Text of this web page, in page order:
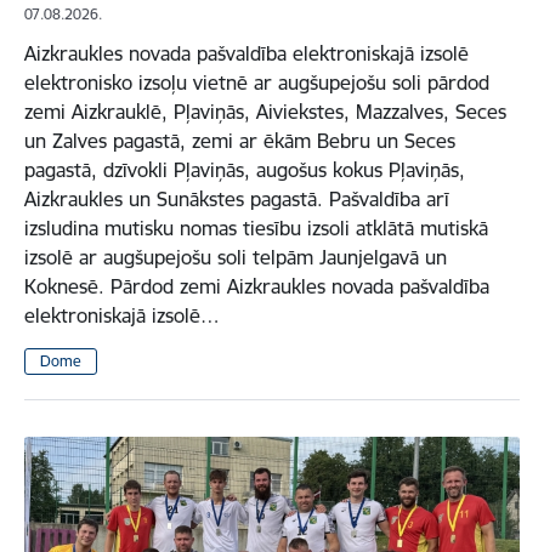
07.08.2026.
Aizkraukles novada pašvaldība elektroniskajā izsolē
elektronisko izsoļu vietnē ar augšupejošu soli pārdod
zemi Aizkrauklē, Pļaviņās, Aiviekstes, Mazzalves, Seces
un Zalves pagastā, zemi ar ēkām Bebru un Seces
pagastā, dzīvokli Pļaviņās, augošus kokus Pļaviņās,
Aizkraukles un Sunākstes pagastā. Pašvaldība arī
izsludina mutisku nomas tiesību izsoli atklātā mutiskā
izsolē ar augšupejošu soli telpām Jaunjelgavā un
Koknesē. Pārdod zemi Aizkraukles novada pašvaldība
elektroniskajā izsolē…
Dome